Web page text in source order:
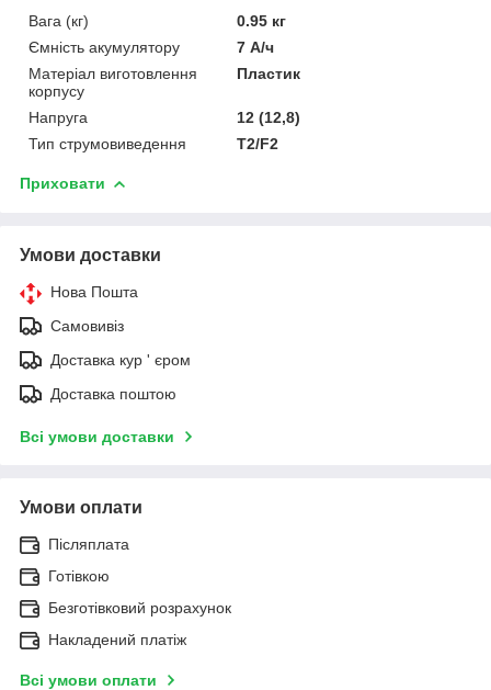
Вага (кг)
0.95 кг
Ємність акумулятору
7 А/ч
Матеріал виготовлення
корпусу
Пластик
Напруга
12 (12,8)
Тип струмовиведення
T2/F2
Приховати
Умови доставки
Нова Пошта
Самовивіз
Доставка кур ' єром
Доставка поштою
Всі умови доставки
Умови оплати
Післяплата
Готівкою
Безготівковий розрахунок
Накладений платіж
Всі умови оплати